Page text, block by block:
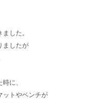
した。
ましたが
に、
ットやベンチが